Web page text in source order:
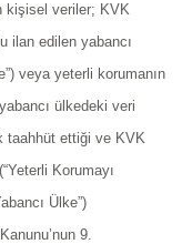
kişisel veriler; KVK
ilan edilen yabancı
veya yeterli korumanın
ülkedeki veri
taahhüt ettiği ve KVK
Korumayı
Ülke”)
9.